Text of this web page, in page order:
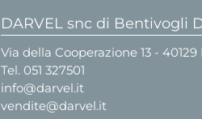
DARVEL snc di Bentivogli
Via della Cooperazione 13 -
Tel. 051 327501
info@darvel.it
vendite@darvel.it